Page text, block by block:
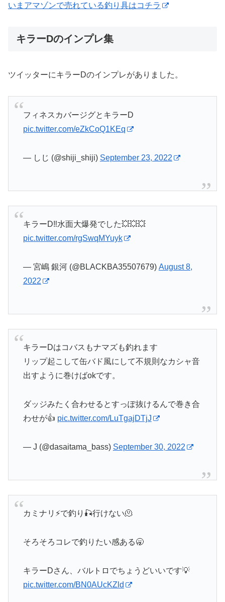
いまアマゾンで売れている釣り具はコチラ
キラーDのインプレ集
ツイッターにキラーDのインプレがありました。
フィネスカバージグとキラーD
pic.twitter.com/eZkCoQ1KEq
— しじ (@shiji_shiji) September 23, 2022
キラーD‼️水面大爆発でした💥💥💥
pic.twitter.com/rgSwqMYuyk
— 宮嶋 銀河 (@BLACKBA35507679) August 8,
2022
キラーDはコバスもナマズも釣れます
リップ起こして缶バド風にして不規則なカシャ音
出すように巻けばokです。
ダッジみたく合わせるとすっぽ抜けるんで巻き合
わせが👍 pic.twitter.com/LuTgajDTjJ
— J (@dasaitama_bass) September 30, 2022
カミナリ⚡️で釣り🎣行けない🫠
そろそろコレで釣りたい感ある🥱
キラーDさん、バルトロでちょうどいいです💡
pic.twitter.com/BN0AUcKZld